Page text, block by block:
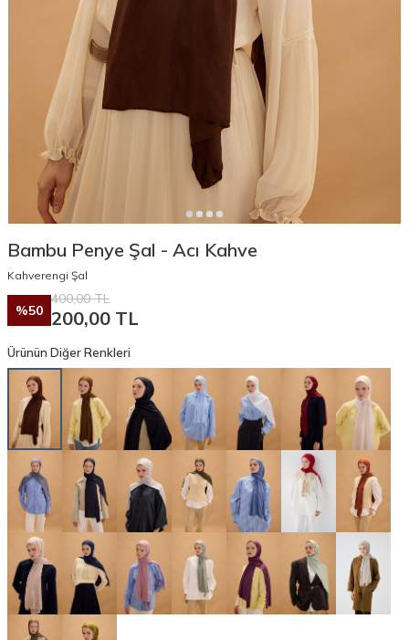
Bambu Penye Şal - Acı Kahve
Kahverengi Şal
%50
400,00TL
200,00 TL
Ürünün Diğer Renkleri